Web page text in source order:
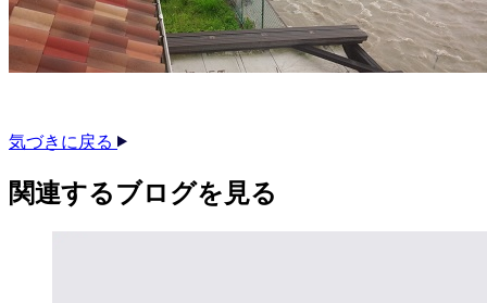
気づきに戻る
関連する​ブログを​見る​